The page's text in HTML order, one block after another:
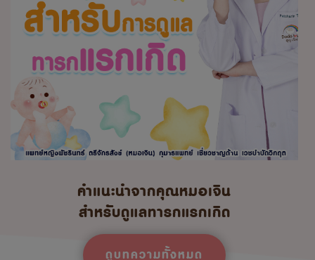
คำแนะนำจากคุณหมอเจิน
สำหรับดูแลทารกแรกเกิด
ดูบทความทั้งหมด